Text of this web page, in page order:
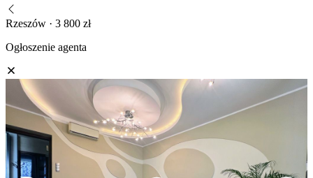
Rzeszów · 3 800 zł
Ogłoszenie agenta